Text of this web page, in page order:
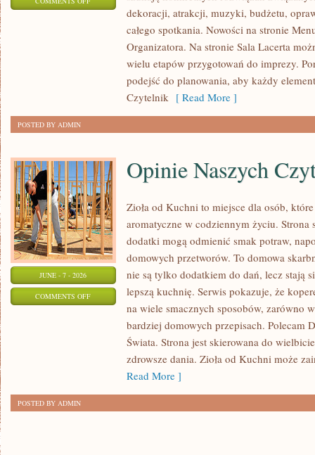
dekoracji, atrakcji, muzyki, budżetu,
całego spotkania. Nowości na stronie
Organizatora. Na stronie Sala Lacerta
wielu etapów przygotowań do imprezy.
podejść do planowania, aby każdy
Czytelnik [ Read More ]
POSTED BY ADMIN
JUNE - 7 - 2026
COMMENTS OFFON
CZYTELNIKÓW
Opinie Naszych
Zioła od Kuchni to miejsce dla osób,
aromatyczne w codziennym życiu.
dodatki mogą odmienić smak potraw,
domowych przetworów. To domowa
nie są tylko dodatkiem do dań, lecz stają
lepszą kuchnię. Serwis pokazuje, że
na wiele smacznych sposobów, zarówno
bardziej domowych przepisach. Polecam
Świata. Strona jest skierowana do
zdrowsze dania. Zioła od Kuchni może
Read More ]
POSTED BY ADMIN